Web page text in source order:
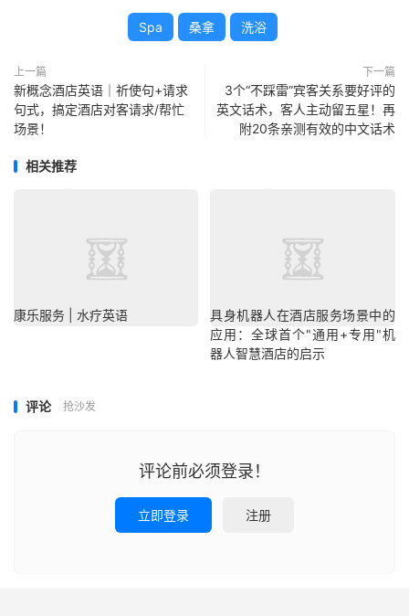
Spa 桑拿 洗浴
上一篇
新概念酒店英语｜祈使句+请求
句式，搞定酒店对客请求/帮忙
场景！
下一篇
3个“不踩雷”宾客关系要好评的
英文话术，客人主动留五星！再
附20条亲测有效的中文话术
相关推荐
康乐服务 | 水疗英语
具身机器人在酒店服务场景中的
应用：全球首个"通用+专用"机
器人智慧酒店的启示
评论 抢沙发
评论前必须登录！
立即登录 注册